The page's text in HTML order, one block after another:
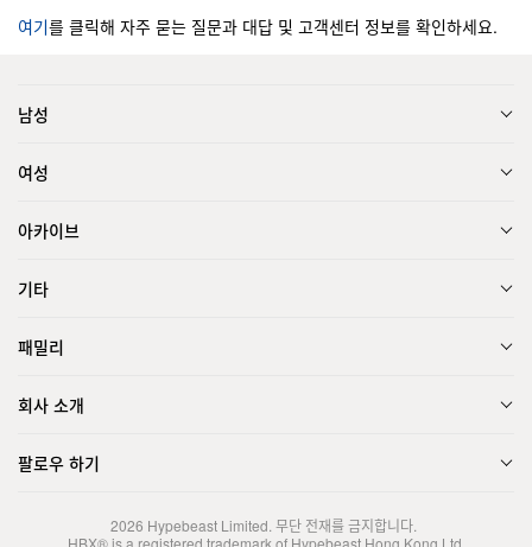
여기를 클릭해 자주 묻는 질문과 대답 및 고객센터 정보를 확인하세요.
남성
여성
아카이브
기타
패밀리
회사 소개
팔로우 하기
2026 Hypebeast Limited. 무단 전재를 금지합니다.
HBX® is a registered trademark of Hypebeast Hong Kong Ltd.